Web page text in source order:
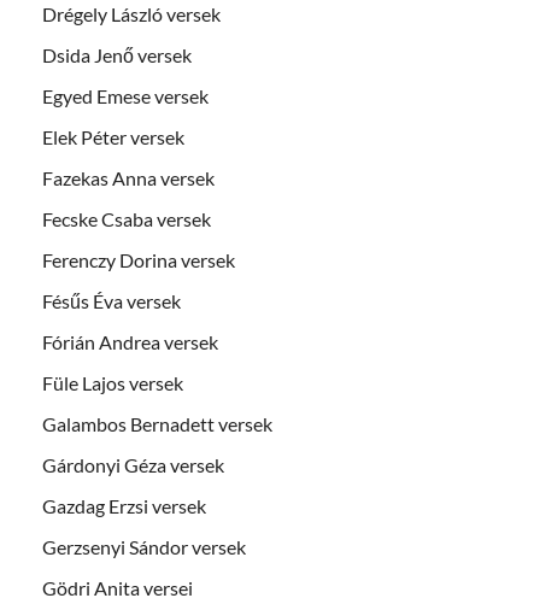
Drégely László versek
Dsida Jenő versek
Egyed Emese versek
Elek Péter versek
Fazekas Anna versek
Fecske Csaba versek
Ferenczy Dorina versek
Fésűs Éva versek
Fórián Andrea versek
Füle Lajos versek
Galambos Bernadett versek
Gárdonyi Géza versek
Gazdag Erzsi versek
Gerzsenyi Sándor versek
Gödri Anita versei